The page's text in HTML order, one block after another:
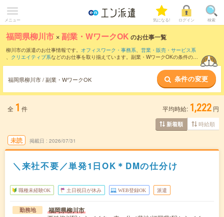
メニュー 気になる! ログイン 検索
福岡県柳川市 ×副業・WワークOK のお仕事一覧
柳川市の派遣のお仕事情報です。 オフィスワーク・事務系、 営業・販売・サービス系
、 クリエイティブ系などのお仕事を取り揃えています。副業・WワークOKの条件の他
福岡県柳川市 / 副業・WワークOK 条件の変更
全 1 件 平均時給: 1,222 円
新着順 時給順
未読 掲載日 2026/07/31
＼来社不要／単発1日OK＊DMの仕分け
職種未経験OK 土日祝日が休み WEB登録OK 派遣
勤務地 福岡県柳川市